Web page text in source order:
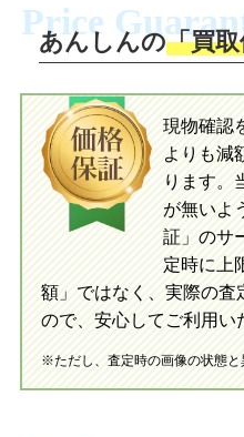
送。
入金完了
当店に
指定の
買取の流れ
ださ
送。当
当店に
指定の
初めての方へ LINE査定
Price
あんしんの「買
現物確認
よりも減
ります。
が無いよ
証」のサ
定時に上
額」ではなく、実際の査
ので、安心してご利用い
※ただし、査定時の画像の状態と